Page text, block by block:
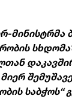
მინისტრმა
საბჭოს“